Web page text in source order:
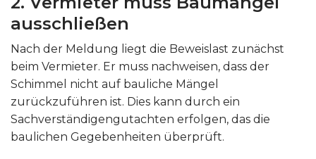
ausschließen
Nach der Meldung liegt die Beweislast zunächst
beim Vermieter. Er muss nachweisen, dass der
Schimmel nicht auf bauliche Mängel
zurückzuführen ist. Dies kann durch ein
Sachverständigengutachten erfolgen, das die
baulichen Gegebenheiten überprüft.